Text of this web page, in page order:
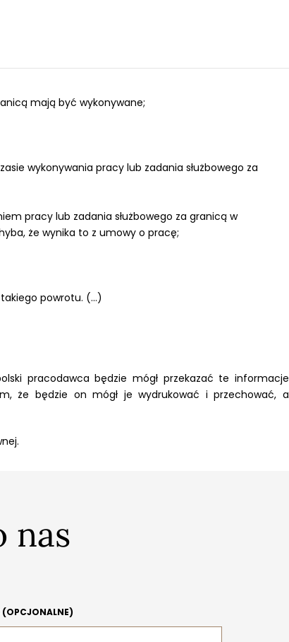
mają być wykonywane;
wykonywania pracy lub zadania służbowego za
pracy lub zadania służbowego za granicą w
że wynika to z umowy o pracę;
powrotu. (...)
pracodawca będzie mógł przekazać te informacje
że będzie on mógł je wydrukować i przechować, a
nas